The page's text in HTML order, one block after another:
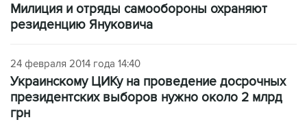
Милиция и отряды самообороны охраняют
резиденцию Януковича
24 февраля 2014 года 14:40
Украинскому ЦИКу на проведение досрочных
президентских выборов нужно около 2 млрд
грн